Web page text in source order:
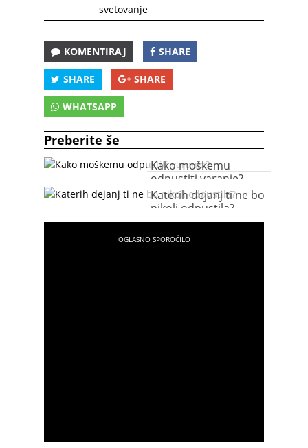
svetovanje
KOMENTIRAJ SHARE
SHARE SHARE
WHATSAPP
Preberite še
Kako moškemu
odpustiti varanje?
Katerih dejanj ti ne bo
nikoli odpustila?